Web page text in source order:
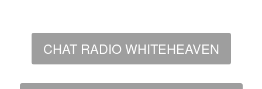
CHAT RADIO WHITEHEAVEN